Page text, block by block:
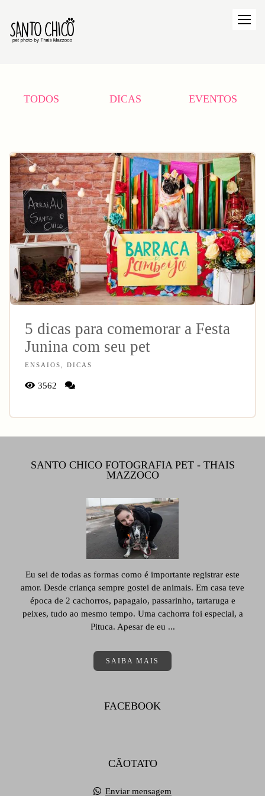
TODOS DICAS EVENTOS
5 dicas para comemorar a Festa
Junina com seu pet
ENSAIOS, DICAS
3562
SANTO CHICO FOTOGRAFIA PET - THAIS
MAZZOCO
Eu sei de todas as formas como é importante registrar este
amor. Desde criança sempre gostei de animais. Em casa teve
época de 2 cachorros, papagaio, passarinho, tartaruga e
peixes, tudo ao mesmo tempo. Uma cachorra foi especial, a
Pituca. Apesar de eu ...
SAIBA MAIS
FACEBOOK
CÃOTATO
Enviar mensagem